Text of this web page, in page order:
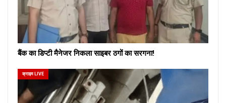
बैंक का डिप्टी मैनेजर निकला साइबर ठगों का सरगना!
क्राइम LIVE